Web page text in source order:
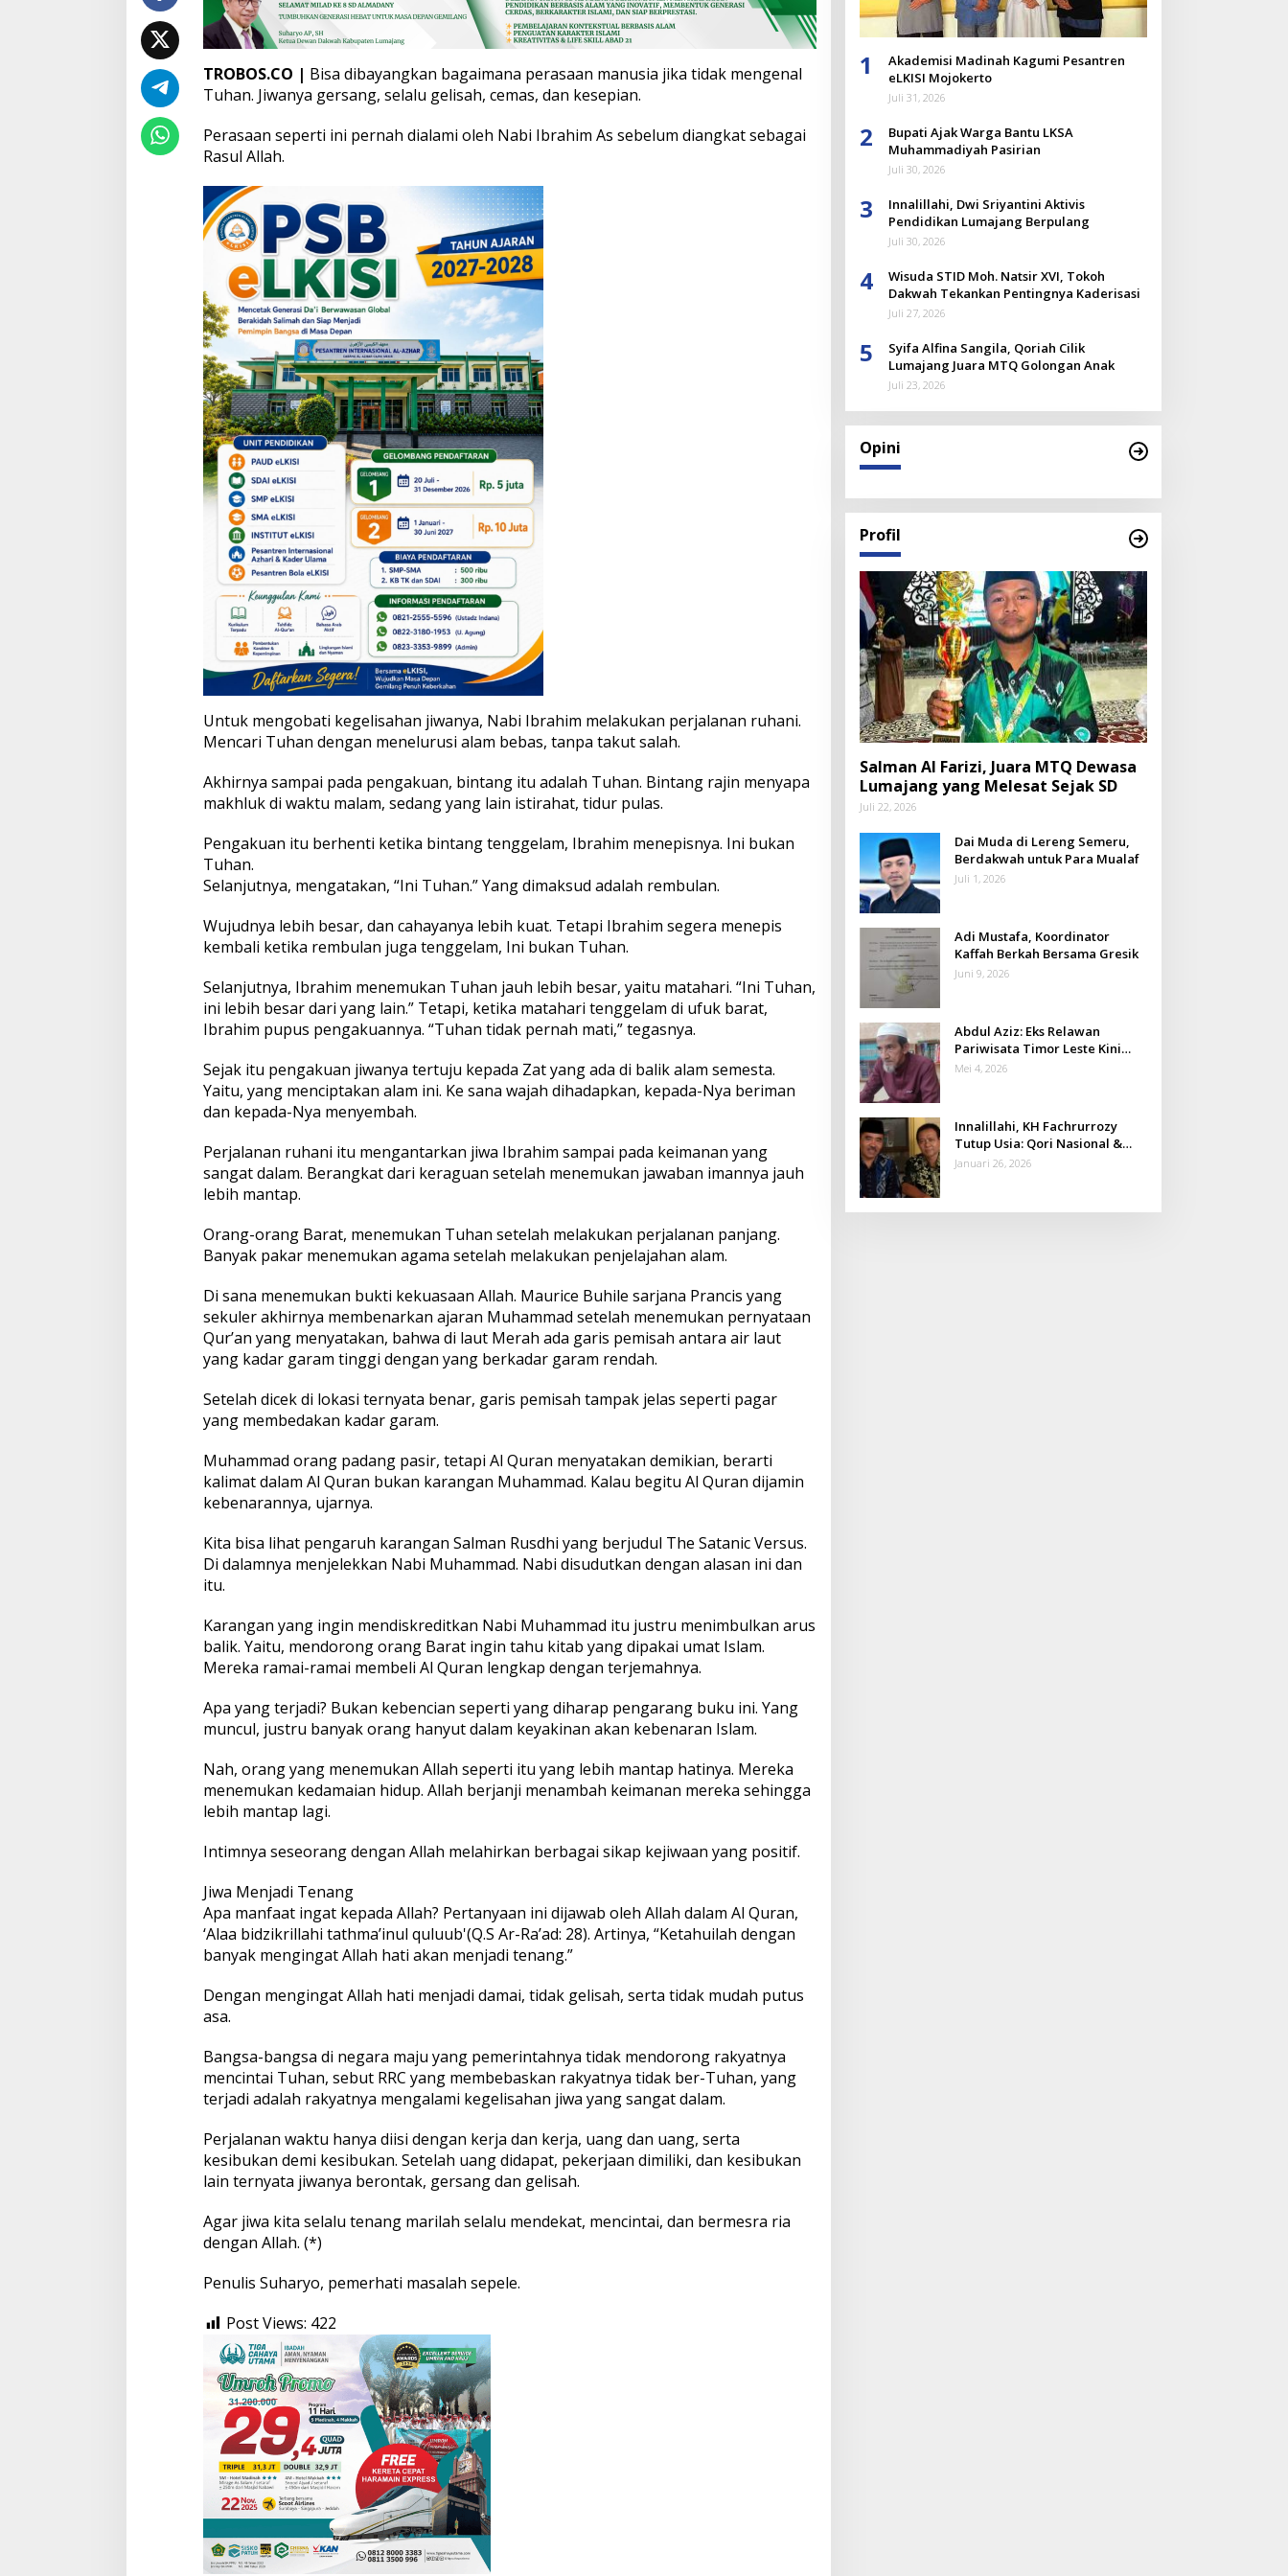
TROBOS.CO | Bisa dibayangkan bagaimana perasaan manusia jika tidak mengenal
Tuhan. Jiwanya gersang, selalu gelisah, cemas, dan kesepian.
Perasaan seperti ini pernah dialami oleh Nabi Ibrahim As sebelum diangkat sebagai
Rasul Allah.
Untuk mengobati kegelisahan jiwanya, Nabi Ibrahim melakukan perjalanan ruhani.
Mencari Tuhan dengan menelurusi alam bebas, tanpa takut salah.
Akhirnya sampai pada pengakuan, bintang itu adalah Tuhan. Bintang rajin menyapa
makhluk di waktu malam, sedang yang lain istirahat, tidur pulas.
Pengakuan itu berhenti ketika bintang tenggelam, Ibrahim menepisnya. Ini bukan
Tuhan.
Selanjutnya, mengatakan, “Ini Tuhan.” Yang dimaksud adalah rembulan.
Wujudnya lebih besar, dan cahayanya lebih kuat. Tetapi Ibrahim segera menepis
kembali ketika rembulan juga tenggelam, Ini bukan Tuhan.
Selanjutnya, Ibrahim menemukan Tuhan jauh lebih besar, yaitu matahari. “Ini Tuhan,
ini lebih besar dari yang lain.” Tetapi, ketika matahari tenggelam di ufuk barat,
Ibrahim pupus pengakuannya. “Tuhan tidak pernah mati,” tegasnya.
Sejak itu pengakuan jiwanya tertuju kepada Zat yang ada di balik alam semesta.
Yaitu, yang menciptakan alam ini. Ke sana wajah dihadapkan, kepada-Nya beriman
dan kepada-Nya menyembah.
Perjalanan ruhani itu mengantarkan jiwa Ibrahim sampai pada keimanan yang
sangat dalam. Berangkat dari keraguan setelah menemukan jawaban imannya jauh
lebih mantap.
Orang-orang Barat, menemukan Tuhan setelah melakukan perjalanan panjang.
Banyak pakar menemukan agama setelah melakukan penjelajahan alam.
Di sana menemukan bukti kekuasaan Allah. Maurice Buhile sarjana Prancis yang
sekuler akhirnya membenarkan ajaran Muhammad setelah menemukan pernyataan
Qur’an yang menyatakan, bahwa di laut Merah ada garis pemisah antara air laut
yang kadar garam tinggi dengan yang berkadar garam rendah.
Setelah dicek di lokasi ternyata benar, garis pemisah tampak jelas seperti pagar
yang membedakan kadar garam.
Muhammad orang padang pasir, tetapi Al Quran menyatakan demikian, berarti
kalimat dalam Al Quran bukan karangan Muhammad. Kalau begitu Al Quran dijamin
kebenarannya, ujarnya.
Kita bisa lihat pengaruh karangan Salman Rusdhi yang berjudul The Satanic Versus.
Di dalamnya menjelekkan Nabi Muhammad. Nabi disudutkan dengan alasan ini dan
itu.
Karangan yang ingin mendiskreditkan Nabi Muhammad itu justru menimbulkan arus
balik. Yaitu, mendorong orang Barat ingin tahu kitab yang dipakai umat Islam.
Mereka ramai-ramai membeli Al Quran lengkap dengan terjemahnya.
Apa yang terjadi? Bukan kebencian seperti yang diharap pengarang buku ini. Yang
muncul, justru banyak orang hanyut dalam keyakinan akan kebenaran Islam.
Nah, orang yang menemukan Allah seperti itu yang lebih mantap hatinya. Mereka
menemukan kedamaian hidup. Allah berjanji menambah keimanan mereka sehingga
lebih mantap lagi.
Intimnya seseorang dengan Allah melahirkan berbagai sikap kejiwaan yang positif.
Jiwa Menjadi Tenang
Apa manfaat ingat kepada Allah? Pertanyaan ini dijawab oleh Allah dalam Al Quran,
‘Alaa bidzikrillahi tathma’inul quluub'(Q.S Ar-Ra’ad: 28). Artinya, “Ketahuilah dengan
banyak mengingat Allah hati akan menjadi tenang.”
Dengan mengingat Allah hati menjadi damai, tidak gelisah, serta tidak mudah putus
asa.
Bangsa-bangsa di negara maju yang pemerintahnya tidak mendorong rakyatnya
mencintai Tuhan, sebut RRC yang membebaskan rakyatnya tidak ber-Tuhan, yang
terjadi adalah rakyatnya mengalami kegelisahan jiwa yang sangat dalam.
Perjalanan waktu hanya diisi dengan kerja dan kerja, uang dan uang, serta
kesibukan demi kesibukan. Setelah uang didapat, pekerjaan dimiliki, dan kesibukan
lain ternyata jiwanya berontak, gersang dan gelisah.
Agar jiwa kita selalu tenang marilah selalu mendekat, mencintai, dan bermesra ria
dengan Allah. (*)
Penulis Suharyo, pemerhati masalah sepele.
Post Views: 422
1
Akademisi Madinah Kagumi Pesantren
eLKISI Mojokerto
Juli 31, 2026
2
Bupati Ajak Warga Bantu LKSA
Muhammadiyah Pasirian
Juli 30, 2026
3
Innalillahi, Dwi Sriyantini Aktivis
Pendidikan Lumajang Berpulang
Juli 30, 2026
4
Wisuda STID Moh. Natsir XVI, Tokoh
Dakwah Tekankan Pentingnya Kaderisasi
Juli 27, 2026
5
Syifa Alfina Sangila, Qoriah Cilik
Lumajang Juara MTQ Golongan Anak
Juli 23, 2026
Opini
Profil
Salman Al Farizi, Juara MTQ Dewasa
Lumajang yang Melesat Sejak SD
Juli 22, 2026
Dai Muda di Lereng Semeru,
Berdakwah untuk Para Mualaf
Juli 1, 2026
Adi Mustafa, Koordinator
Kaffah Berkah Bersama Gresik
Juni 9, 2026
Abdul Aziz: Eks Relawan
Pariwisata Timor Leste Kini
Takmir Kalisat
Mei 4, 2026
Innalillahi, KH Fachrurrozy
Tutup Usia: Qori Nasional &
Mantan Kadis Kemenag yang
Januari 26, 2026